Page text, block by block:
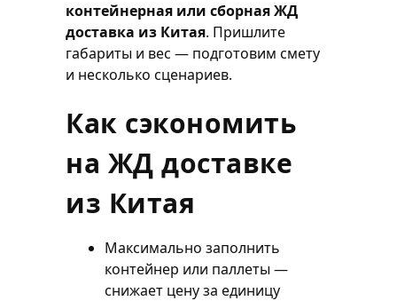
контейнерная или сборная ЖД
доставка из Китая. Пришлите
габариты и вес — подготовим смету
и несколько сценариев.
Как сэкономить
на ЖД доставке
из Китая
Максимально заполнить
контейнер или паллеты —
снижает цену за единицу